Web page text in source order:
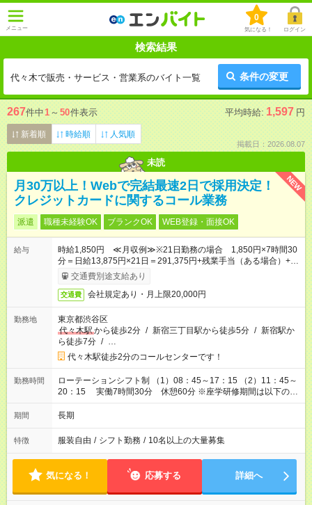
メニュー
0
気になる！ ログイン
検索結果
代々木で販売・サービス・営業系のバイト一覧 条件の変更
267件中1 ～ 50件表示 平均時給: 1,597 円
新着順 時給順 人気順
掲載日：2026.08.07
未読
NEW
月30万以上！Webで完結最速2日で採用決定！
クレジットカードに関するコール業務
派遣 職種未経験OK ブランクOK WEB登録・面接OK
給与
時給1,850円 ≪月収例≫※21日勤務の場合 1,850円×7時間30
分＝日給13,875円×21日＝291,375円+残業手当（ある場合）+イ
ンセンティブ+交通費
交通費別途支給あり
交通費 会社規定あり・月上限20,000円
勤務地
東京都渋谷区
代々木駅から徒歩2分 / 新宿三丁目駅から徒歩5分 / 新宿駅か
ら徒歩7分 / …
代々木駅徒歩2分のコールセンターです！
勤務時間
ローテーションシフト制 （1）08：45～17：15 （2）11：45～
20：15 実働7時間30分 休憩60分 ※座学研修期間は以下の時
間です。 8：00～16：30 実働7時間30分 休憩60分
期間 長期
特徴 服装自由 / シフト勤務 / 10名以上の大量募集
気になる！ 応募する 詳細へ